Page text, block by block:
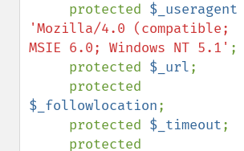
     protected
$_useragent
'Mozilla/4.0 (compatible;
MSIE 6.0; Windows NT 5.1' ;
     protected
$_url;
$_followlocation;
     protected
$_timeout;